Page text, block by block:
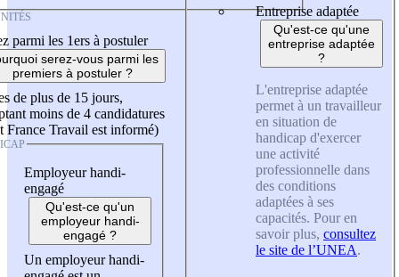
parmi les 1ers à postuler
serez-vous parmi les
premiers à postuler ?
de plus de 15 jours,
moins de 4 candidatures
France Travail est informé)
Employeur handi-
engagé
Qu'est-ce qu'un
employeur handi-
engagé ?
Un employeur handi-
Entreprise adaptée
Qu'est-ce qu'une
entreprise adaptée
?
L'entreprise adaptée
permet à un travailleur
en situation de
handicap d'exercer
une activité
professionnelle dans
des conditions
adaptées à ses
capacités. Pour en
savoir plus, consultez
le site de l’UNEA.